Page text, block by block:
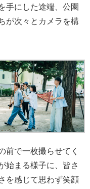
手にした途端、公園
が次々とカメラを構
前で一枚撮らせてく
始まる様子に、皆さ
を感じて思わず笑顔